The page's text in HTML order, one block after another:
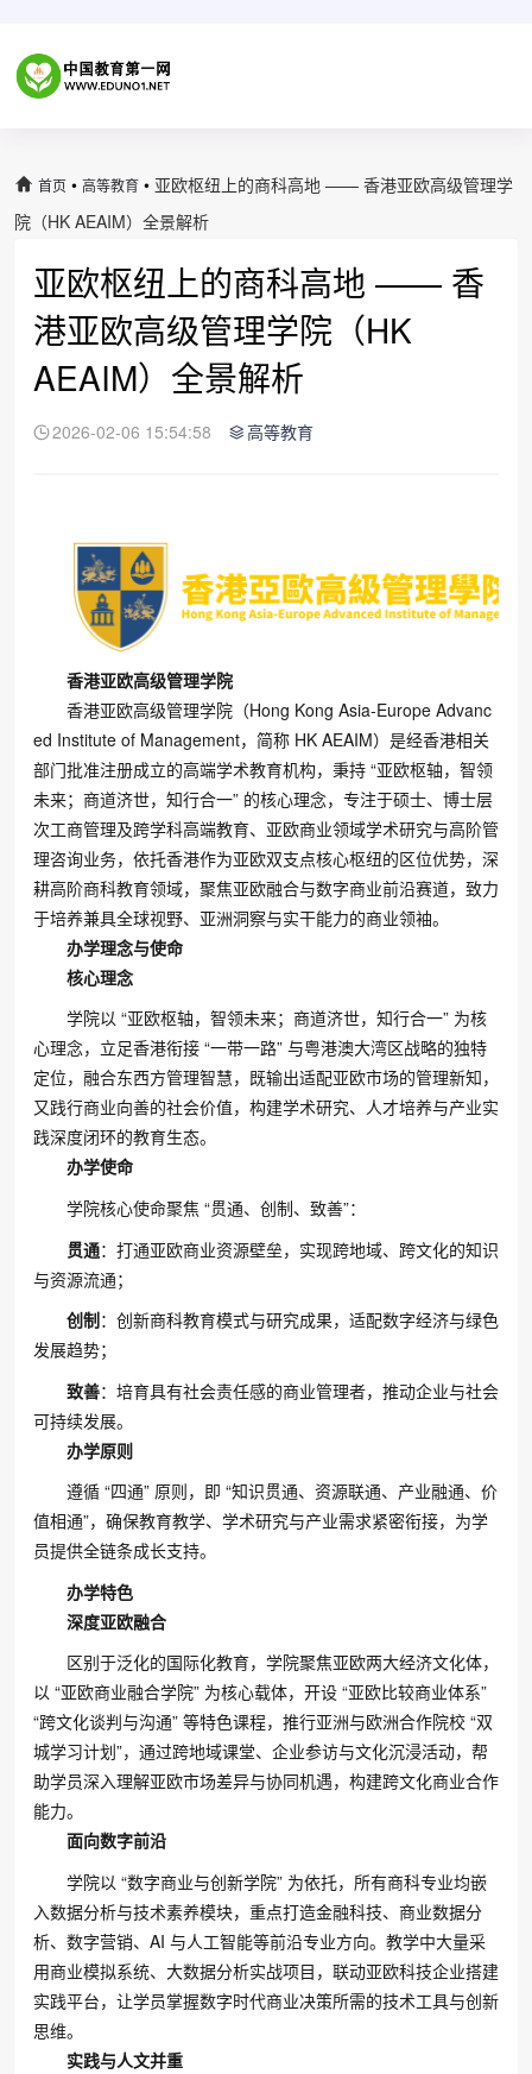
首页 • 高等教育 • 亚欧枢纽上的商科高地 —— 香港亚欧高级管理学
院（HK AEAIM）全景解析
亚欧枢纽上的商科高地 —— 香
港亚欧高级管理学院（HK
AEAIM）全景解析
2026-02-06 15:54:58 高等教育
香港亚欧高级管理学院
香港亚欧高级管理学院（Hong Kong Asia-Europe Advanc
ed Institute of Management，简称 HK AEAIM）是经香港相关
部门批准注册成立的高端学术教育机构，秉持 “亚欧枢轴，智领
未来；商道济世，知行合一” 的核心理念，专注于硕士、博士层
次工商管理及跨学科高端教育、亚欧商业领域学术研究与高阶管
理咨询业务，依托香港作为亚欧双支点核心枢纽的区位优势，深
耕高阶商科教育领域，聚焦亚欧融合与数字商业前沿赛道，致力
于培养兼具全球视野、亚洲洞察与实干能力的商业领袖。
办学理念与使命
核心理念
学院以 “亚欧枢轴，智领未来；商道济世，知行合一” 为核
心理念，立足香港衔接 “一带一路” 与粤港澳大湾区战略的独特
定位，融合东西方管理智慧，既输出适配亚欧市场的管理新知，
又践行商业向善的社会价值，构建学术研究、人才培养与产业实
践深度闭环的教育生态。
办学使命
学院核心使命聚焦 “贯通、创制、致善”：
贯通：打通亚欧商业资源壁垒，实现跨地域、跨文化的知识
与资源流通；
创制：创新商科教育模式与研究成果，适配数字经济与绿色
发展趋势；
致善：培育具有社会责任感的商业管理者，推动企业与社会
可持续发展。
办学原则
遵循 “四通” 原则，即 “知识贯通、资源联通、产业融通、价
值相通”，确保教育教学、学术研究与产业需求紧密衔接，为学
员提供全链条成长支持。
办学特色
深度亚欧融合
区别于泛化的国际化教育，学院聚焦亚欧两大经济文化体，
以 “亚欧商业融合学院” 为核心载体，开设 “亚欧比较商业体系”
“跨文化谈判与沟通” 等特色课程，推行亚洲与欧洲合作院校 “双
城学习计划”，通过跨地域课堂、企业参访与文化沉浸活动，帮
助学员深入理解亚欧市场差异与协同机遇，构建跨文化商业合作
能力。
面向数字前沿
学院以 “数字商业与创新学院” 为依托，所有商科专业均嵌
入数据分析与技术素养模块，重点打造金融科技、商业数据分
析、数字营销、AI 与人工智能等前沿专业方向。教学中大量采
用商业模拟系统、大数据分析实战项目，联动亚欧科技企业搭建
实践平台，让学员掌握数字时代商业决策所需的技术工具与创新
思维。
实践与人文并重